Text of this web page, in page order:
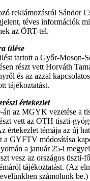
reklámozásról Sándor
téves információk
az ÖRT-tel.
ülése
tartott a Győr-Moson-
részt vett Horváth
és az azzal
tájékoztatást.
értekezlet
án az MGYK vezetése a
vett az OTH tiszti-
értekezlet témája az új
a GYFTV módosítása
a január 25-i
vesz az országos tiszti-
tájékoztatást. (Az
számolunk be.)